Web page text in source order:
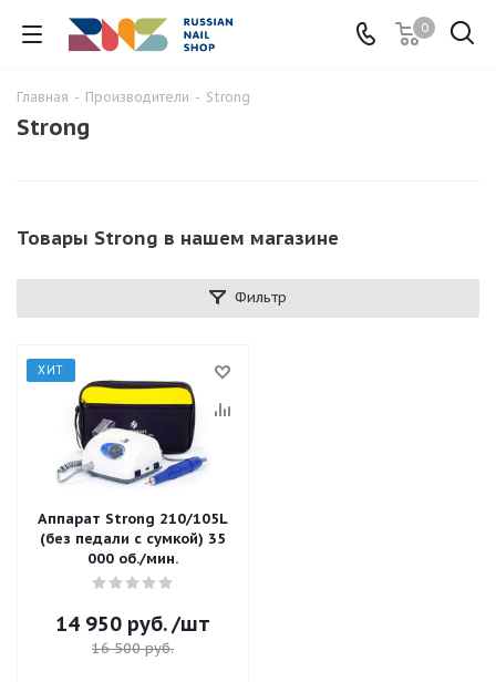
0
Главная - Производители - Strong
Strong
Товары Strong в нашем магазине
Фильтр
ХИТ
Аппарат Strong 210/105L
(без педали с сумкой) 35
000 об./мин.
14 950 руб. /шт
16 500руб.